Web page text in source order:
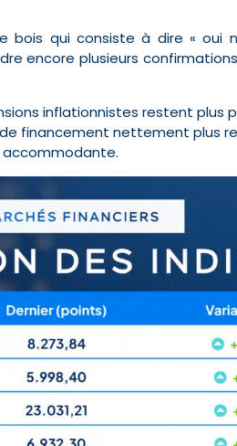
bois qui consiste à dire « oui
encore plusieurs
inflationnistes restent plus
financement nettement plus